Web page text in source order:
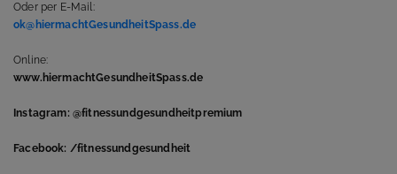
Oder per E-Mail:
ok@hiermachtGesundheitSpass.de
Online:
www.hiermachtGesundheitSpass.de
Instagram: @fitnessundgesundheitpremium
Facebook: /fitnessundgesundheit